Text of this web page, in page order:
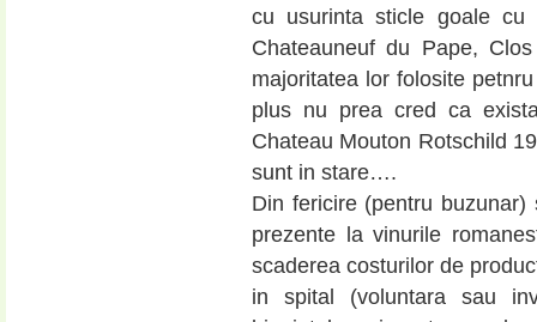
cu usurinta sticle goale cu
Chateauneuf du Pape,
majoritatea lor folosite
plus nu prea cred ca
Chateau Mouton Rotschild
sunt in stare….
Din fericire (pentru
prezente la vinurile
scaderea costurilor de
in spital (voluntara sau